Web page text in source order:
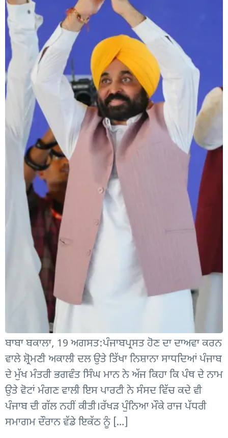
ਬਾਬਾ ਬਕਾਲਾ, 19 ਅਗਸਤ:ਪੰਜਾਬਪ੍ਰਸਤ ਹੋਣ ਦਾ ਦਾਅਵਾ ਕਰਨ
ਵਾਲੇ ਸ਼੍ਰੋਮਣੀ ਅਕਾਲੀ ਦਲ ਉਤੇ ਤਿੱਖਾ ਨਿਸ਼ਾਨਾ ਸਾਧਦਿਆਂ ਪੰਜਾਬ
ਦੇ ਮੁੱਖ ਮੰਤਰੀ ਭਗਵੰਤ ਸਿੰਘ ਮਾਨ ਨੇ ਅੱਜ ਕਿਹਾ ਕਿ ਪੰਥ ਦੇ ਨਾਮ
ਉਤੇ ਵੋਟਾਂ ਮੰਗਣ ਵਾਲੀ ਇਸ ਪਾਰਟੀ ਨੇ ਸੰਸਦ ਵਿੱਚ ਕਦੇ ਵੀ
ਪੰਜਾਬ ਦੀ ਗੱਲ ਨਹੀਂ ਕੀਤੀ।ਰੱਖੜ ਪੁੰਨਿਆ ਮੌਕੇ ਰਾਜ ਪੱਧਰੀ
ਸਮਾਗਮ ਦੌਰਾਨ ਵੱਡੇ ਇਕੱਠ ਨੂੰ […]